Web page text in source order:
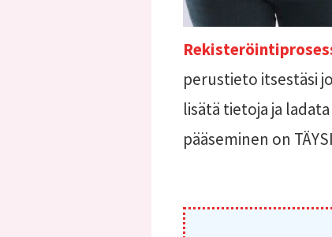
perustieto itsestäsi
lisätä tietoja ja
pääseminen on